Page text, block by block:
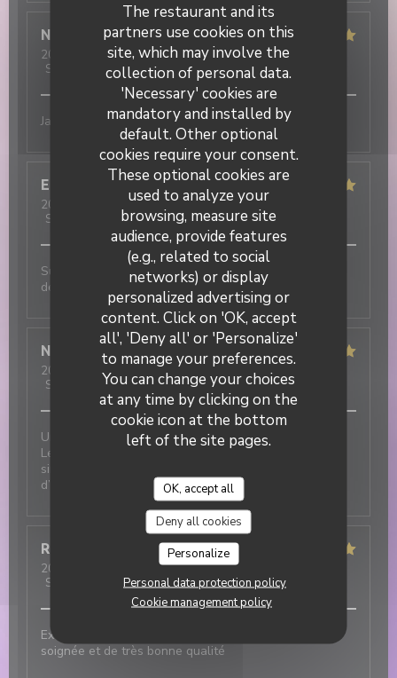
The restaurant and its
partners use cookies on this
site, which may involve the
collection of personal data.
'Necessary' cookies are
mandatory and installed by
default. Other optional
cookies require your consent.
These optional cookies are
used to analyze your
browsing, measure site
audience, provide features
(e.g., related to social
networks) or display
personalized advertising or
content. Click on 'OK, accept
all', 'Deny all' or 'Personalize'
to manage your preferences.
You can change your choices
at any time by clicking on the
cookie icon at the bottom
left of the site pages.
OK, accept all
Deny all cookies
Personalize
Personal data protection policy
Cookie management policy
Nathan
2026-07-31- 20:15 - Guests 3
Service
/5 Ambiance:5/5 Food:5/5 Value:
Jamais déçu !! Excellent
Elisa
2026-07-31
- 19:30 - Guests 3
Service
Ambiance:5/5 Food:5/5 Value
Super ambiance, service impeccable et tout est
délicieux !!!
Nicolas
T
2026-07-31- 12:30 - Guests 2
Service
/5 Ambiance: 5/5 Food: 5/5 Value:5
Une excellente adresse italienne au cœur du village !
Les plats sont délicieux et le service est tout
simplement incroyable : chaleureux, attentionné et
d’une grande gentillesse.
Robert
2026-07-31
- 12:00 - Guests 3
Service
Ambiance:5/5 Food:5/5 Value:
Excellent et authentique restaurant italien. Cuisine
soignée et de très bonne qualité
DUETTO